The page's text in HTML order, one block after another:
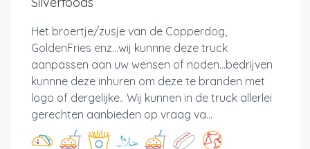
Het broertje/zusje van de Copperdog,
GoldenFries enz...wij kunnne deze truck
aanpassen aan uw wensen of noden...bedrijven
kunnne deze inhuren om deze te branden met
logo of dergelijke.. Wij kunnen in de truck allerlei
gerechten aanbieden op vraag va...